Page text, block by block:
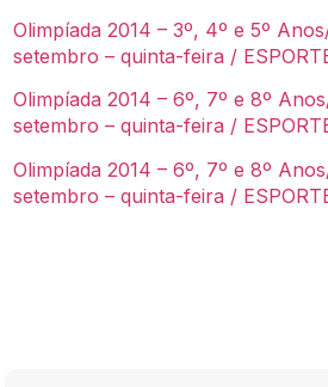
Olimpíada 2014 – 3º, 4º e 5º
setembro – quinta-feira /
Olimpíada 2014 – 6º, 7º e 8º
setembro – quinta-feira /
Olimpíada 2014 – 6º, 7º e 8º
setembro – quinta-feira /